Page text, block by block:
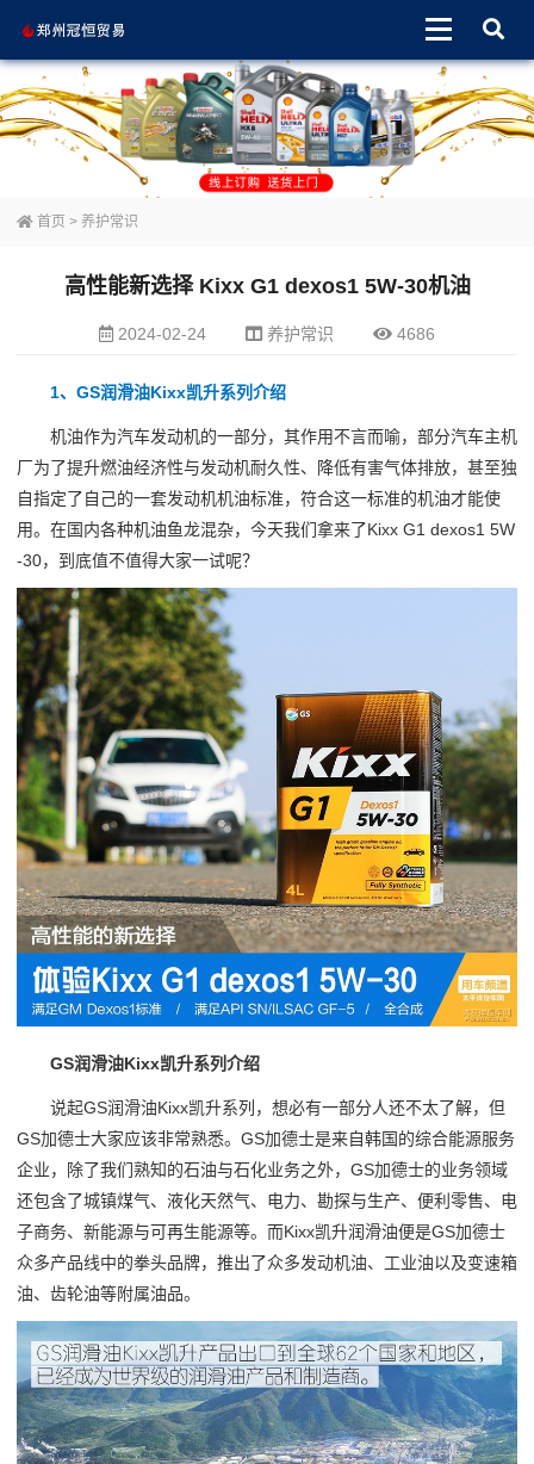
首页 > 养护常识
高性能新选择 Kixx G1 dexos1 5W-30机油
2024-02-24 养护常识 4686
1、GS润滑油Kixx凯升系列介绍
机油作为汽车发动机的一部分，其作用不言而喻，部分汽车主机
厂为了提升燃油经济性与发动机耐久性、降低有害气体排放，甚至独
自指定了自己的一套发动机机油标准，符合这一标准的机油才能使
用。在国内各种机油鱼龙混杂，今天我们拿来了Kixx G1 dexos1 5W
-30，到底值不值得大家一试呢？
GS润滑油Kixx凯升系列介绍
说起GS润滑油Kixx凯升系列，想必有一部分人还不太了解，但
GS加德士大家应该非常熟悉。GS加德士是来自韩国的综合能源服务
企业，除了我们熟知的石油与石化业务之外，GS加德士的业务领域
还包含了城镇煤气、液化天然气、电力、勘探与生产、便利零售、电
子商务、新能源与可再生能源等。而Kixx凯升润滑油便是GS加德士
众多产品线中的拳头品牌，推出了众多发动机油、工业油以及变速箱
油、齿轮油等附属油品。